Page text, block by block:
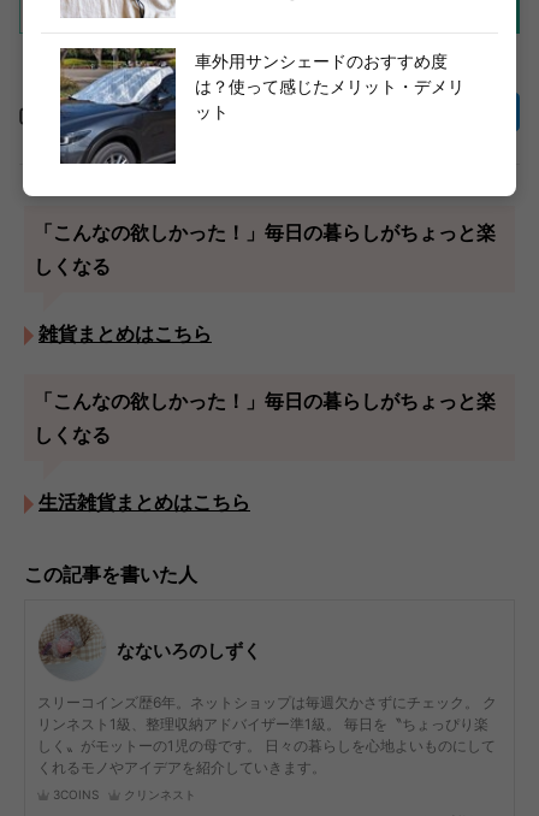
この記事をシェア
「こんなの欲しかった！」毎日の暮らしがちょっと楽
しくなる
雑貨まとめはこちら
「こんなの欲しかった！」毎日の暮らしがちょっと楽
しくなる
生活雑貨まとめはこちら
この記事を書いた人
なないろのしずく
スリーコインズ歴6年。ネットショップは毎週欠かさずにチェック。 ク
リンネスト1級、整理収納アドバイザー準1級。 毎日を〝ちょっぴり楽
しく〟がモットーの1児の母です。 日々の暮らしを心地よいものにして
くれるモノやアイデアを紹介していきます。
3COINS クリンネスト
車外用サンシェードのおすすめ度
は？使って感じたメリット・デメリ
ット